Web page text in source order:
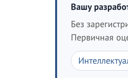
Вашу
Без
Первичная